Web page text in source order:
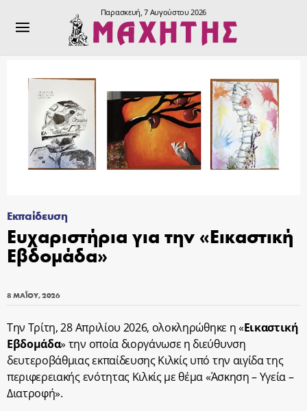
Παρασκευή, 7 Αυγούστου 2026
Εκπαίδευση
Ευχαριστήρια για την «Εικαστική
Εβδομάδα»
8 ΜΑΪ́ΟΥ, 2026
Την Τρίτη, 28 Απριλίου 2026, ολοκληρώθηκε η «Εικαστική
Εβδομάδα» την οποία διοργάνωσε η διεύθυνση
δευτεροβάθμιας εκπαίδευσης Κιλκίς υπό την αιγίδα της
περιφερειακής ενότητας Κιλκίς με θέμα «Άσκηση – Υγεία –
Διατροφή».